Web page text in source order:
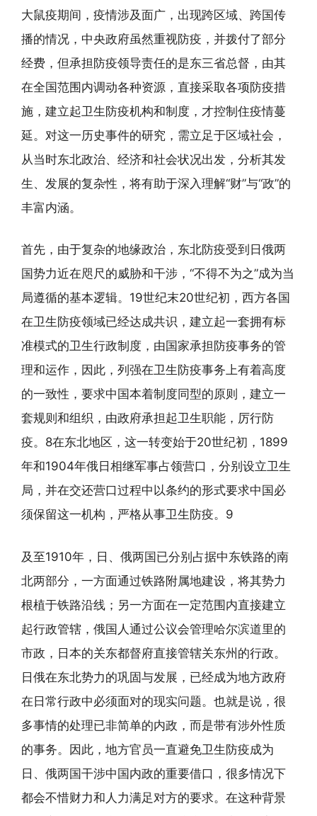
大鼠疫期间，疫情涉及面广，出现跨区域、跨国传
播的情况，中央政府虽然重视防疫，并拨付了部分
经费，但承担防疫领导责任的是东三省总督，由其
在全国范围内调动各种资源，直接采取各项防疫措
施，建立起卫生防疫机构和制度，才控制住疫情蔓
延。对这一历史事件的研究，需立足于区域社会，
从当时东北政治、经济和社会状况出发，分析其发
生、发展的复杂性，将有助于深入理解“财”与“政”的
丰富内涵。
首先，由于复杂的地缘政治，东北防疫受到日俄两
国势力近在咫尺的威胁和干涉，“不得不为之”成为当
局遵循的基本逻辑。19世纪末20世纪初，西方各国
在卫生防疫领域已经达成共识，建立起一套拥有标
准模式的卫生行政制度，由国家承担防疫事务的管
理和运作，因此，列强在卫生防疫事务上有着高度
的一致性，要求中国本着制度同型的原则，建立一
套规则和组织，由政府承担起卫生职能，厉行防
疫。8在东北地区，这一转变始于20世纪初，1899
年和1904年俄日相继军事占领营口，分别设立卫生
局，并在交还营口过程中以条约的形式要求中国必
须保留这一机构，严格从事卫生防疫。9
及至1910年，日、俄两国已分别占据中东铁路的南
北两部分，一方面通过铁路附属地建设，将其势力
根植于铁路沿线；另一方面在一定范围内直接建立
起行政管辖，俄国人通过公议会管理哈尔滨道里的
市政，日本的关东都督府直接管辖关东州的行政。
日俄在东北势力的巩固与发展，已经成为地方政府
在日常行政中必须面对的现实问题。也就是说，很
多事情的处理已非简单的内政，而是带有涉外性质
的事务。因此，地方官员一直避免卫生防疫成为
日、俄两国干涉中国内政的重要借口，很多情况下
都会不惜财力和人力满足对方的要求。在这种背景